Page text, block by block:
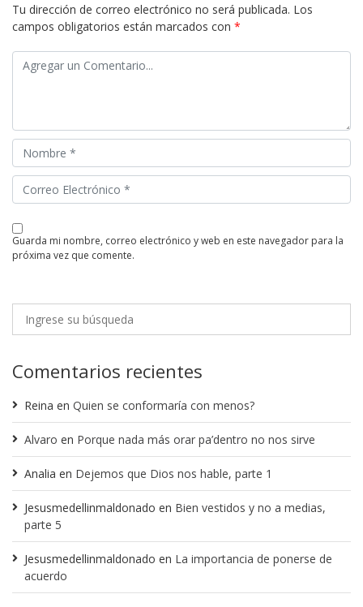
Tu dirección de correo electrónico no será publicada. Los
campos obligatorios están marcados con *
guarda mi nombre, correo electrónico y web en este navegador para la
próxima vez que comente.
Comentarios recientes
Reina en Quien se conformaría con menos?
Alvaro en Porque nada más orar pa’dentro no nos sirve
Analia en Dejemos que Dios nos hable, parte 1
Jesusmedellinmaldonado en Bien vestidos y no a medias,
parte 5
Jesusmedellinmaldonado en La importancia de ponerse de
acuerdo